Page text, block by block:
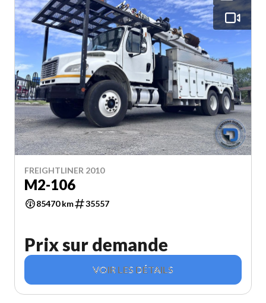
FREIGHTLINER 2010
M2-106
85470 km 35557
Prix sur demande
VOIR LES DÉTAILS